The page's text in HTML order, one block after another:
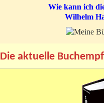
Wie kann ich
Wilhelm
Die aktuelle